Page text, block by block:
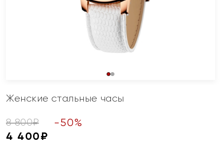
Женские стальные часы
8 800₽ -50%
4 400₽